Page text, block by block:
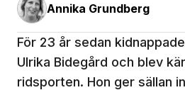
Annika Grundberg
För 23 år sedan
Ulrika Bidegård och blev
ridsporten. Hon ger sällan